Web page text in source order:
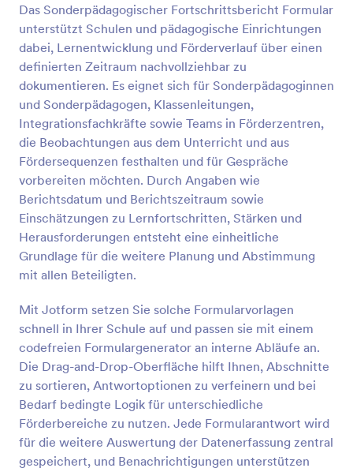
Das Sonderpädagogischer Fortschrittsbericht Formular
unterstützt Schulen und pädagogische Einrichtungen
dabei, Lernentwicklung und Förderverlauf über einen
definierten Zeitraum nachvollziehbar zu
dokumentieren. Es eignet sich für Sonderpädagoginnen
und Sonderpädagogen, Klassenleitungen,
Integrationsfachkräfte sowie Teams in Förderzentren,
die Beobachtungen aus dem Unterricht und aus
Fördersequenzen festhalten und für Gespräche
vorbereiten möchten. Durch Angaben wie
Berichtsdatum und Berichtszeitraum sowie
Einschätzungen zu Lernfortschritten, Stärken und
Herausforderungen entsteht eine einheitliche
Grundlage für die weitere Planung und Abstimmung
mit allen Beteiligten.
Mit Jotform setzen Sie solche Formularvorlagen
schnell in Ihrer Schule auf und passen sie mit einem
codefreien Formulargenerator an interne Abläufe an.
Die Drag-and-Drop-Oberfläche hilft Ihnen, Abschnitte
zu sortieren, Antwortoptionen zu verfeinern und bei
Bedarf bedingte Logik für unterschiedliche
Förderbereiche zu nutzen. Jede Formularantwort wird
für die weitere Auswertung der Datenerfassung zentral
gespeichert, und Benachrichtigungen unterstützen
Vorschau
Lehrkraft Rückmeldeformular Für Förderpläne
Dokumentieren Sie pädagogische Rückmeldungen
für Förderpläne mit dem Lehrkraft-
Rückmeldeformular für Förderpläne und erleichtern
Sie Schulen die Datenerfassung, Auswertung und
Go to Category:
Special Education Forms